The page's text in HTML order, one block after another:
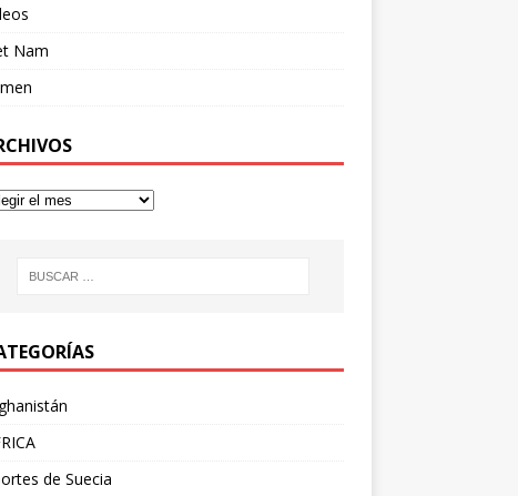
Nam
de Suecia